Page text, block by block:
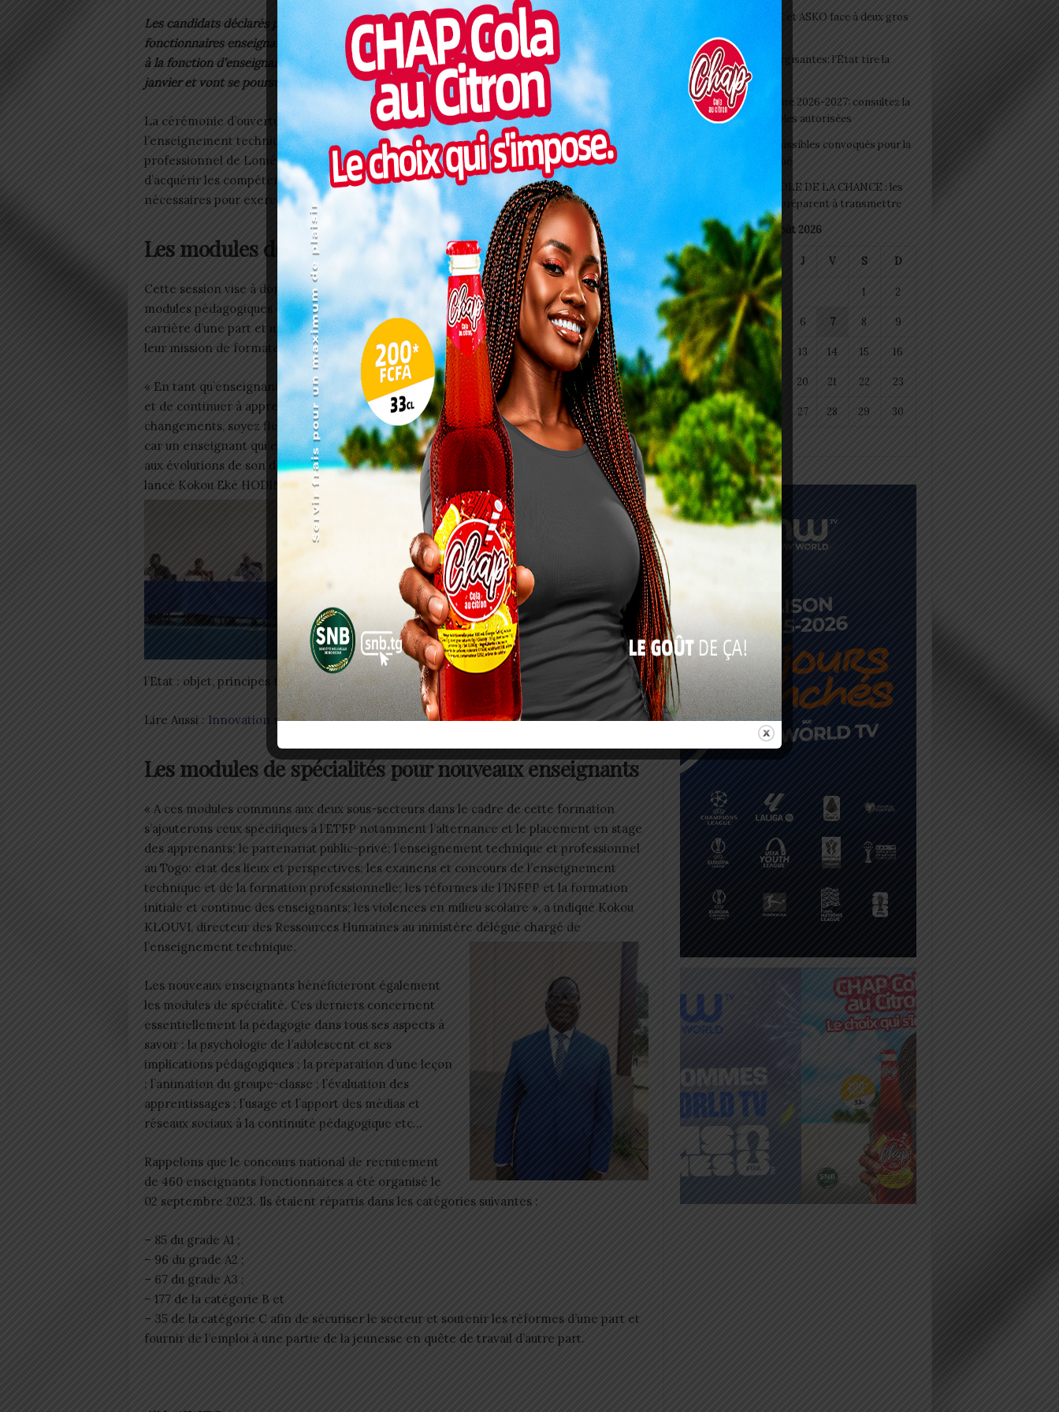
Les candidats déclarés provisoirement admis au concours de recrutement de
fonctionnaires enseignants sont en formation obligatoire d’imprégnation et de préparation
à la fonction d’enseignant. Les travaux de cette session de formation sont lancés ce lundi 15
janvier et vont se poursuivre jusqu’au 2 février 2023.
La cérémonie d’ouverture a été présidée par le ministre délégué chargé de
l’enseignement technique,Kokou Eké HODINau lycée d’enseignement technique et
professionnel de Lomé. Cette session va permettre aux nouveaux enseignants
d’acquérir les compétences, de revisiter les connaissances académiques et les outils
nécessaires pour exercer ce métier exigeant avec excellence.
Les modules de formation pour nouveaux enseignants
Cette session vise à donner aux 460 nouveaux enseignants des formations sur des
modules pédagogiques et d’ordre administrative pour une meilleure gestion de leur
carrière d’une part et une initiation à la pédagogie afin qu’ils puissent mieux accomplir
leur mission de formateur d’autre part.
« En tant qu’enseignants et formateurs, il est essentiel et important de rester informés
et de continuer à apprendre tout au long de votre carrière. Soyez ouverts aux
changements, soyez flexibles et engagez-vous dans une quête constante d’amélioration
car un enseignant qui exerce sans se remettre constamment en cause pour s’adapter
aux évolutions de son domaine mérite le titre de « charlatan » et non d’enseignant », a
lancé Kokou Eké HODIN à l’endroit des nouveaux enseignants.
Durant 15 jours, des thèmes aussi variés et très
riches seront développés et porteront sur des
modules transversaux à savoir : l’Ethique et la
déontologie ; le Civisme, la citoyenneté et le
patriotisme ; les principes d’organisation et de
fonctionnement de l’Etat et de l’administration
publique les droits et les obligations des
fonctionnaires et agents publics ; le budget de
l’Etat : objet, principes fondamentaux et mode de financement.
Lire Aussi : Innovation numérique: TOGOCOM bénéficie d’un prêt
Les modules de spécialités pour nouveaux enseignants
« A ces modules communs aux deux sous-secteurs dans le cadre de cette formation
s’ajouterons ceux spécifiques à l’ETFP notamment l’alternance et le placement en stage
des apprenants; le partenariat public-privé; l’enseignement technique et professionnel
au Togo: état des lieux et perspectives; les examens et concours de l’enseignement
technique et de la formation professionnelle; les réformes de l’INFPP et la formation
initiale et continue des enseignants; les violences en milieu scolaire », a indiqué Kokou
KLOUVI, directeur des Ressources Humaines au ministère délégué chargé de
l’enseignement technique.
Les nouveaux enseignants bénéficieront également
les modules de spécialité. Ces derniers concernent
essentiellement la pédagogie dans tous ses aspects à
savoir : la psychologie de l’adolescent et ses
implications pédagogiques ; la préparation d’une leçon
; l’animation du groupe-classe ; l’évaluation des
apprentissages ; l’usage et l’apport des médias et
réseaux sociaux à la continuité pédagogique etc…
Rappelons que le concours national de recrutement
de 460 enseignants fonctionnaires a été organisé le
02 septembre 2023. Ils étaient répartis dans les catégories suivantes :
– 85 du grade A1 ;
– 96 du grade A2 ;
– 67 du grade A3 ;
– 177 de la catégorie B et
– 35 de la catégorie C afin de sécuriser le secteur et soutenir les réformes d’une part et
fournir de l’emploi à une partie de la jeunesse en quête de travail d’autre part.
Interclubs CAF: ASCK et ASKO face à deux gros
morceaux
Togo/ Boissons énergisantes: l’État tire la
sonnette d’alarme
Togo/ Rentrée scolaire 2026-2027: consultez la
liste officielle des écoles autorisées
ESSAL 2026 : les admissibles convoqués pour la
visite médicale à Lomé
SWEDD+ Togo / ECOLE DE LA CHANCE : les
maitres-artisans se préparent à transmettre
août 2026
L M M J V S D
1 2
3 4 5 6 7 8 9
10 11 12 13 14 15 16
17 18 20 21 22 23
24 25 26 27 28 29 30
31
« Juil